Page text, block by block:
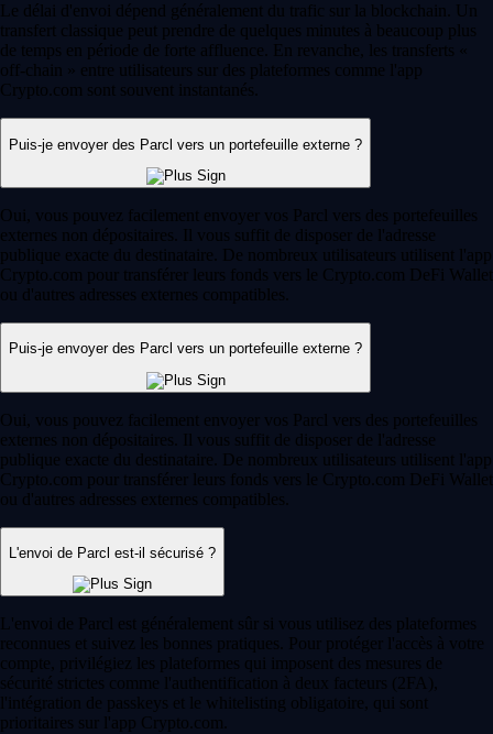
Le délai d'envoi dépend généralement du trafic sur la blockchain. Un
transfert classique peut prendre de quelques minutes à beaucoup plus
de temps en période de forte affluence. En revanche, les transferts «
off-chain » entre utilisateurs sur des plateformes comme l'app
Crypto.com sont souvent instantanés.
Puis-je envoyer des Parcl vers un portefeuille externe ?
Oui, vous pouvez facilement envoyer vos Parcl vers des portefeuilles
externes non dépositaires. Il vous suffit de disposer de l'adresse
publique exacte du destinataire. De nombreux utilisateurs utilisent l'app
Crypto.com pour transférer leurs fonds vers le Crypto.com DeFi Wallet
ou d'autres adresses externes compatibles.
Puis-je envoyer des Parcl vers un portefeuille externe ?
Oui, vous pouvez facilement envoyer vos Parcl vers des portefeuilles
externes non dépositaires. Il vous suffit de disposer de l'adresse
publique exacte du destinataire. De nombreux utilisateurs utilisent l'app
Crypto.com pour transférer leurs fonds vers le Crypto.com DeFi Wallet
ou d'autres adresses externes compatibles.
L'envoi de Parcl est-il sécurisé ?
L'envoi de Parcl est généralement sûr si vous utilisez des plateformes
reconnues et suivez les bonnes pratiques. Pour protéger l'accès à votre
compte, privilégiez les plateformes qui imposent des mesures de
sécurité strictes comme l'authentification à deux facteurs (2FA),
l'intégration de passkeys et le whitelisting obligatoire, qui sont
prioritaires sur l'app Crypto.com.